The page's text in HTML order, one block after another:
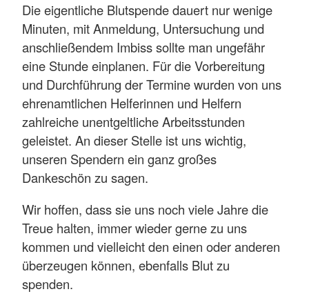
Die eigentliche Blutspende dauert nur wenige
Minuten, mit Anmeldung, Untersuchung und
anschließendem Imbiss sollte man ungefähr
eine Stunde einplanen. Für die Vorbereitung
und Durchführung der Termine wurden von uns
ehrenamtlichen Helferinnen und Helfern
zahlreiche unentgeltliche Arbeitsstunden
geleistet. An dieser Stelle ist uns wichtig,
unseren Spendern ein ganz großes
Dankeschön zu sagen.
Wir hoffen, dass sie uns noch viele Jahre die
Treue halten, immer wieder gerne zu uns
kommen und vielleicht den einen oder anderen
überzeugen können, ebenfalls Blut zu
spenden.